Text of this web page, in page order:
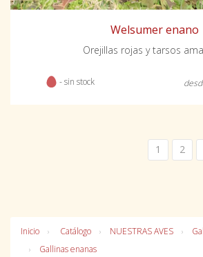
Welsumer enano
Orejillas rojas y tarsos
- sin stock
1 2
Inicio Catálogo NUESTRAS AVES
Gallinas enanas